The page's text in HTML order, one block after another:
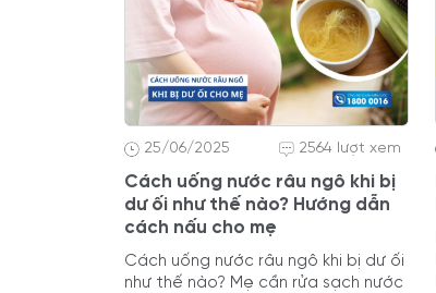
25/06/2025 2564 lượt xem
Cách uống nước râu ngô khi bị
dư ối như thế nào? Hướng dẫn
cách nấu cho mẹ
Cách uống nước râu ngô khi bị dư ối
như thế nào? Mẹ cần rửa sạch nước